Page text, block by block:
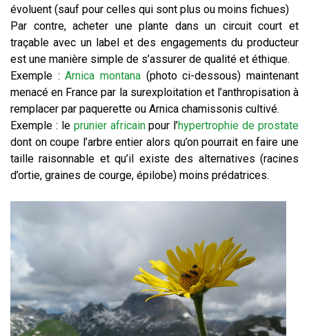
évoluent (sauf pour celles qui sont plus ou moins fichues)
Par contre, acheter une plante dans un circuit court et
traçable avec un label et des engagements du producteur
est une manière simple de s’assurer de qualité et éthique.
Exemple :Arnica montana (photo ci-dessous) maintenant
menacé en France par la surexploitation et l’anthropisation à
remplacer par paquerette ou Arnica chamissonis cultivé.
Exemple : le prunier africainpour l’hypertrophie de prostate
dont on coupe l’arbre entier alors qu’on pourrait en faire une
taille raisonnable et qu’il existe des alternatives (racines
d’ortie, graines de courge, épilobe) moins prédatrices.